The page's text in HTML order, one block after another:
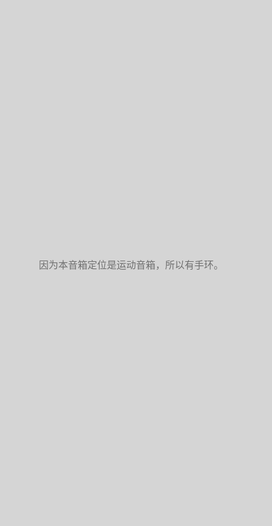
因为本音箱定位是运动音箱，所以有手环。